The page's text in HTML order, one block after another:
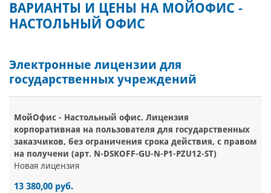
ВАРИАНТЫ И ЦЕНЫ НА МОЙОФИС -
НАСТОЛЬНЫЙ ОФИС
Электронные лицензии для
государственных учреждений
МойОфис - Настольный офис. Лицензия
корпоративная на пользователя для государственных
заказчиков, без ограничения срока действия, с правом
на получени (арт. N-DSKOFF-GU-N-P1-PZU12-ST)
Новая лицензия
13 380,00 руб.